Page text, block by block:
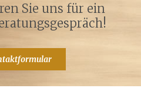
Sie uns für ein